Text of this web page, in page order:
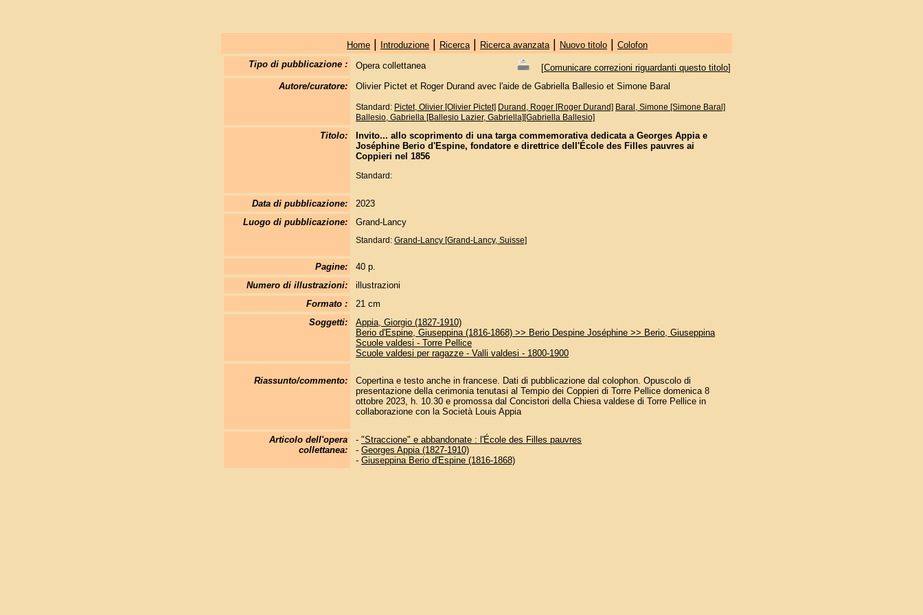
Home| Introduzione| Ricerca| Ricerca avanzata| Nuovo titolo| Colofon
Tipo di pubblicazione :
Opera collettanea [Comunicare correzioni riguardanti questo titolo]
Autore/curatore:
Olivier Pictet et Roger Durand avec l'aide de Gabriella Ballesio et Simone Baral
Standard: Pictet, Olivier [Olivier Pictet] Durand, Roger [Roger Durand] Baral, Simone [Simone Baral]
Ballesio, Gabriella [Ballesio Lazier, Gabriella][Gabriella Ballesio]
Titolo:
Invito... allo scoprimento di una targa commemorativa dedicata a Georges Appia e
Joséphine Berio d'Espine, fondatore e direttrice dell'École des Filles pauvres ai
Coppieri nel 1856
Standard:
Data di pubblicazione:
2023
Luogo di pubblicazione:
Grand-Lancy
Standard: Grand-Lancy [Grand-Lancy, Suisse]
Pagine:
40 p.
Numero di illustrazioni:
illustrazioni
Formato :
21 cm
Soggetti:
Appia, Giorgio (1827-1910)
Berio d'Espine, Giuseppina (1816-1868) >> Berio Despine Joséphine >> Berio, Giuseppina
Scuole valdesi - Torre Pellice
Scuole valdesi per ragazze - Valli valdesi - 1800-1900
Riassunto/commento:
Copertina e testo anche in francese. Dati di pubblicazione dal colophon. Opuscolo di
presentazione della cerimonia tenutasi al Tempio dei Coppieri di Torre Pellice domenica 8
ottobre 2023, h. 10.30 e promossa dal Concistori della Chiesa valdese di Torre Pellice in
collaborazione con la Società Louis Appia
Articolo dell'opera
collettanea:
- "Straccione" e abbandonate : l'École des Filles pauvres
- Georges Appia (1827-1910)
- Giuseppina Berio d'Espine (1816-1868)